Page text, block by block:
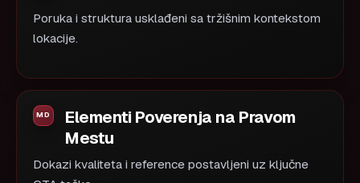
Poruka i struktura usklađeni sa tržišnim kontekstom
lokacije.
Elementi Poverenja na Pravom
Mestu
Dokazi kvaliteta i reference postavljeni uz ključne